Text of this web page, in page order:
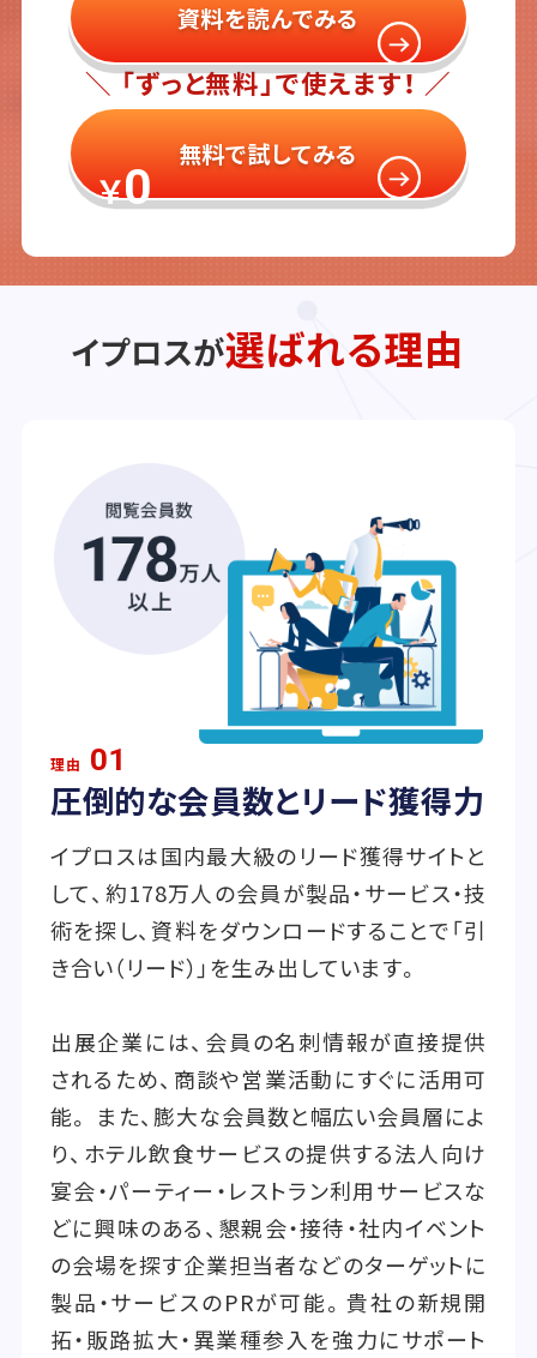
資料を読んでみる
＼ 「ずっと無料」で使えます！ ／
￥0
無料で試してみる
イプロスが選ばれる理由
理由 01
圧倒的な会員数とリード獲得力
イプロスは国内最大級のリード獲得サイトと
して、約178万人の会員が製品・サービス・技
術を探し、資料をダウンロードすることで「引
き合い（リード）」を生み出しています。
出展企業には、会員の名刺情報が直接提供
されるため、商談や営業活動にすぐに活用可
能。 また、膨大な会員数と幅広い会員層によ
り、ホテル飲食サービスの提供する法人向け
宴会・パーティー・レストラン利用サービスな
どに興味のある、懇親会・接待・社内イベント
の会場を探す企業担当者などのターゲットに
製品・サービスのPRが可能。貴社の新規開
拓・販路拡大・異業種参入を強力にサポート